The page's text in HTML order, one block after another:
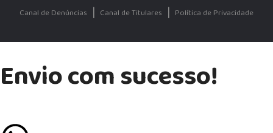
Canal de Denúncias | Canal de Titulares | Política de Privacidade
Envio com sucesso!